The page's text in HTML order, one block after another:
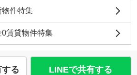
物件特集
賃貸物件特集
する LINEで共有する